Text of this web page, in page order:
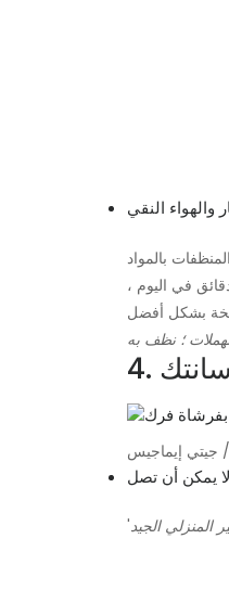
بالمواد
في اليوم ،
جيتي إيماجيس
المنزلي الجيد